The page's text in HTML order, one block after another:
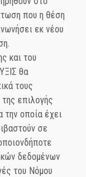
που η θέση
εκ νέου
και του
θα
τους
επιλογής
την οποία έχει
σε
δεδομένων
του Νόμου